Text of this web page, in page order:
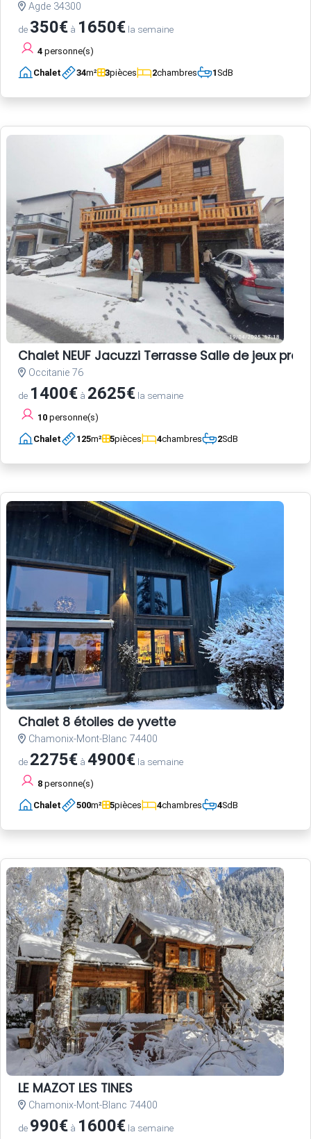
Agde 34300
de 350€ à 1650€ la semaine
4 personne(s)
Chalet 34m² 3pièces 2chambres 1SdB
Chalet NEUF Jacuzzi Terrasse Salle de jeux
Occitanie 76
de 1400€ à 2625€ la semaine
10 personne(s)
Chalet 125m² 5pièces 4chambres 2SdB
Chalet 8 étoiles de yvette
Chamonix-Mont-Blanc 74400
de 2275€ à 4900€ la semaine
8 personne(s)
Chalet 500m² 5pièces 4chambres 4SdB
LE MAZOT LES TINES
Chamonix-Mont-Blanc 74400
de 990€ à 1600€ la semaine